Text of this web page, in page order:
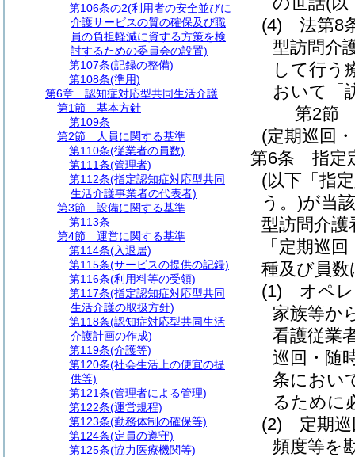
(4)
法第8
型訪問介
して行う
おいて「
第2節
(定期巡回
第6条
指定
(以下「指
う。)が当
型訪問介護
「定期巡
種及び員
(1)
オペ
家族等か
看護従業
巡回・随
条におい
るために
(2)
定期
頻度等を
第106条の2(利用者の安全並びに
介護サービスの質の確保及び職
員の負担軽減に資する方策を検
討するための委員会の設置)
第107条(記録の整備)
第108条(準用)
第6章
認知症対応型共同生活介護
第1節
基本方針
第109条
第2節
人員に関する基準
第110条(従業者の員数)
第111条(管理者)
第112条(指定認知症対応型共同
生活介護事業者の代表者)
第3節
設備に関する基準
第113条
第4節
運営に関する基準
第114条(入退居)
第115条(サービスの提供の記録)
第116条(利用料等の受領)
第117条(指定認知症対応型共同
生活介護の取扱方針)
第118条(認知症対応型共同生活
介護計画の作成)
第119条(介護等)
第120条(社会生活上の便宜の提
供等)
第121条(管理者による管理)
第122条(運営規程)
第123条(勤務体制の確保等)
第124条(定員の遵守)
第125条(協力医療機関等)